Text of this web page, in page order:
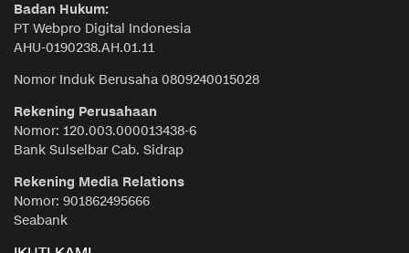
Badan Hukum:
PT Webpro Digital Indonesia
AHU-0190238.AH.01.11
Nomor Induk Berusaha 0809240015028
Rekening Perusahaan
Nomor: 120.003.000013438-6
Bank Sulselbar Cab. Sidrap
Rekening Media Relations
Nomor: 901862495666
Seabank